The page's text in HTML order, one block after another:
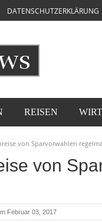
DATENSCHUTZERKLÄRUNG
REISEN
von Sparvorwahlen
von
Februar 03, 2017